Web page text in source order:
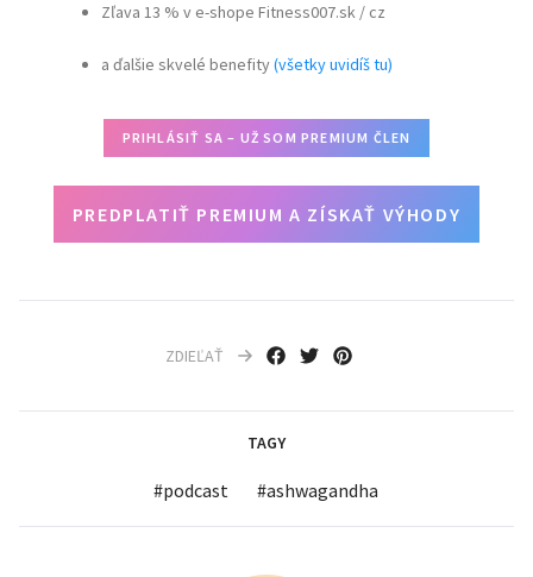
Zľava 13 % v e-shope Fitness007.sk / cz
a ďalšie skvelé benefity(všetky uvidíš tu)
PRIHLÁSIŤ SA – UŽ SOM PREMIUM ČLEN
PREDPLATIŤ PREMIUM A ZÍSKAŤ VÝHODY
ZDIEĽAŤ
TAGY
#podcast #ashwagandha